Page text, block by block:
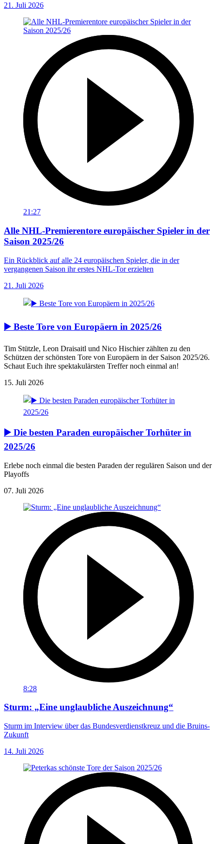
21. Juli 2026
21:27
Alle NHL-Premierentore europäischer Spieler in der
Saison 2025/26
Ein Rückblick auf alle 24 europäischen Spieler, die in der
vergangenen Saison ihr erstes NHL-Tor erzielten
21. Juli 2026
▶️ Beste Tore von Europäern in 2025/26
Tim Stützle, Leon Draisaitl und Nico Hischier zählten zu den
Schützen der schönsten Tore von Europäern in der Saison 2025/26.
Schaut Euch ihre spektakulärsten Treffer noch einmal an!
15. Juli 2026
▶️ Die besten Paraden europäischer Torhüter in
2025/26
Erlebe noch einmal die besten Paraden der regulären Saison und der
Playoffs
07. Juli 2026
8:28
Sturm: „Eine unglaubliche Auszeichnung“
Sturm im Interview über das Bundesverdienstkreuz und die Bruins-
Zukunft
14. Juli 2026